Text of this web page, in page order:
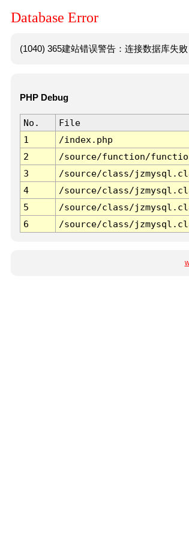
Database Error
(1040) 365建站错误警告：连接数据库失
PHP Debug
No. File
1
/index.php
2
/source/function/
3
/source/class/
4
/source/class/
5
/source/class/
6
/source/class/